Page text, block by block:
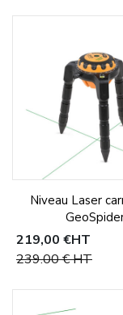
Niveau Laser
219,00 €HT
239,00 €HT